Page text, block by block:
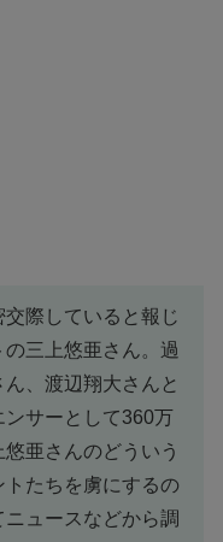
際していると報じ
三上悠亜さん。過
、渡辺翔大さんと
ンサーとして360万
亜さんのどういう
トたちを虜にするの
ュースなどから調